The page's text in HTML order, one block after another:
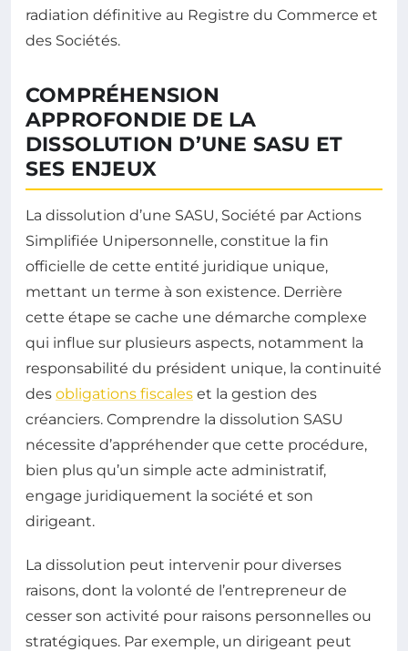
radiation définitive au Registre du Commerce et
des Sociétés.
COMPRÉHENSION
APPROFONDIE DE LA
DISSOLUTION D’UNE SASU ET
SES ENJEUX
La dissolution d’une SASU, Société par Actions
Simplifiée Unipersonnelle, constitue la fin
officielle de cette entité juridique unique,
mettant un terme à son existence. Derrière
cette étape se cache une démarche complexe
qui influe sur plusieurs aspects, notamment la
responsabilité du président unique, la continuité
des obligations fiscales et la gestion des
créanciers. Comprendre la dissolution SASU
nécessite d’appréhender que cette procédure,
bien plus qu’un simple acte administratif,
engage juridiquement la société et son
dirigeant.
La dissolution peut intervenir pour diverses
raisons, dont la volonté de l’entrepreneur de
cesser son activité pour raisons personnelles ou
stratégiques. Par exemple, un dirigeant peut